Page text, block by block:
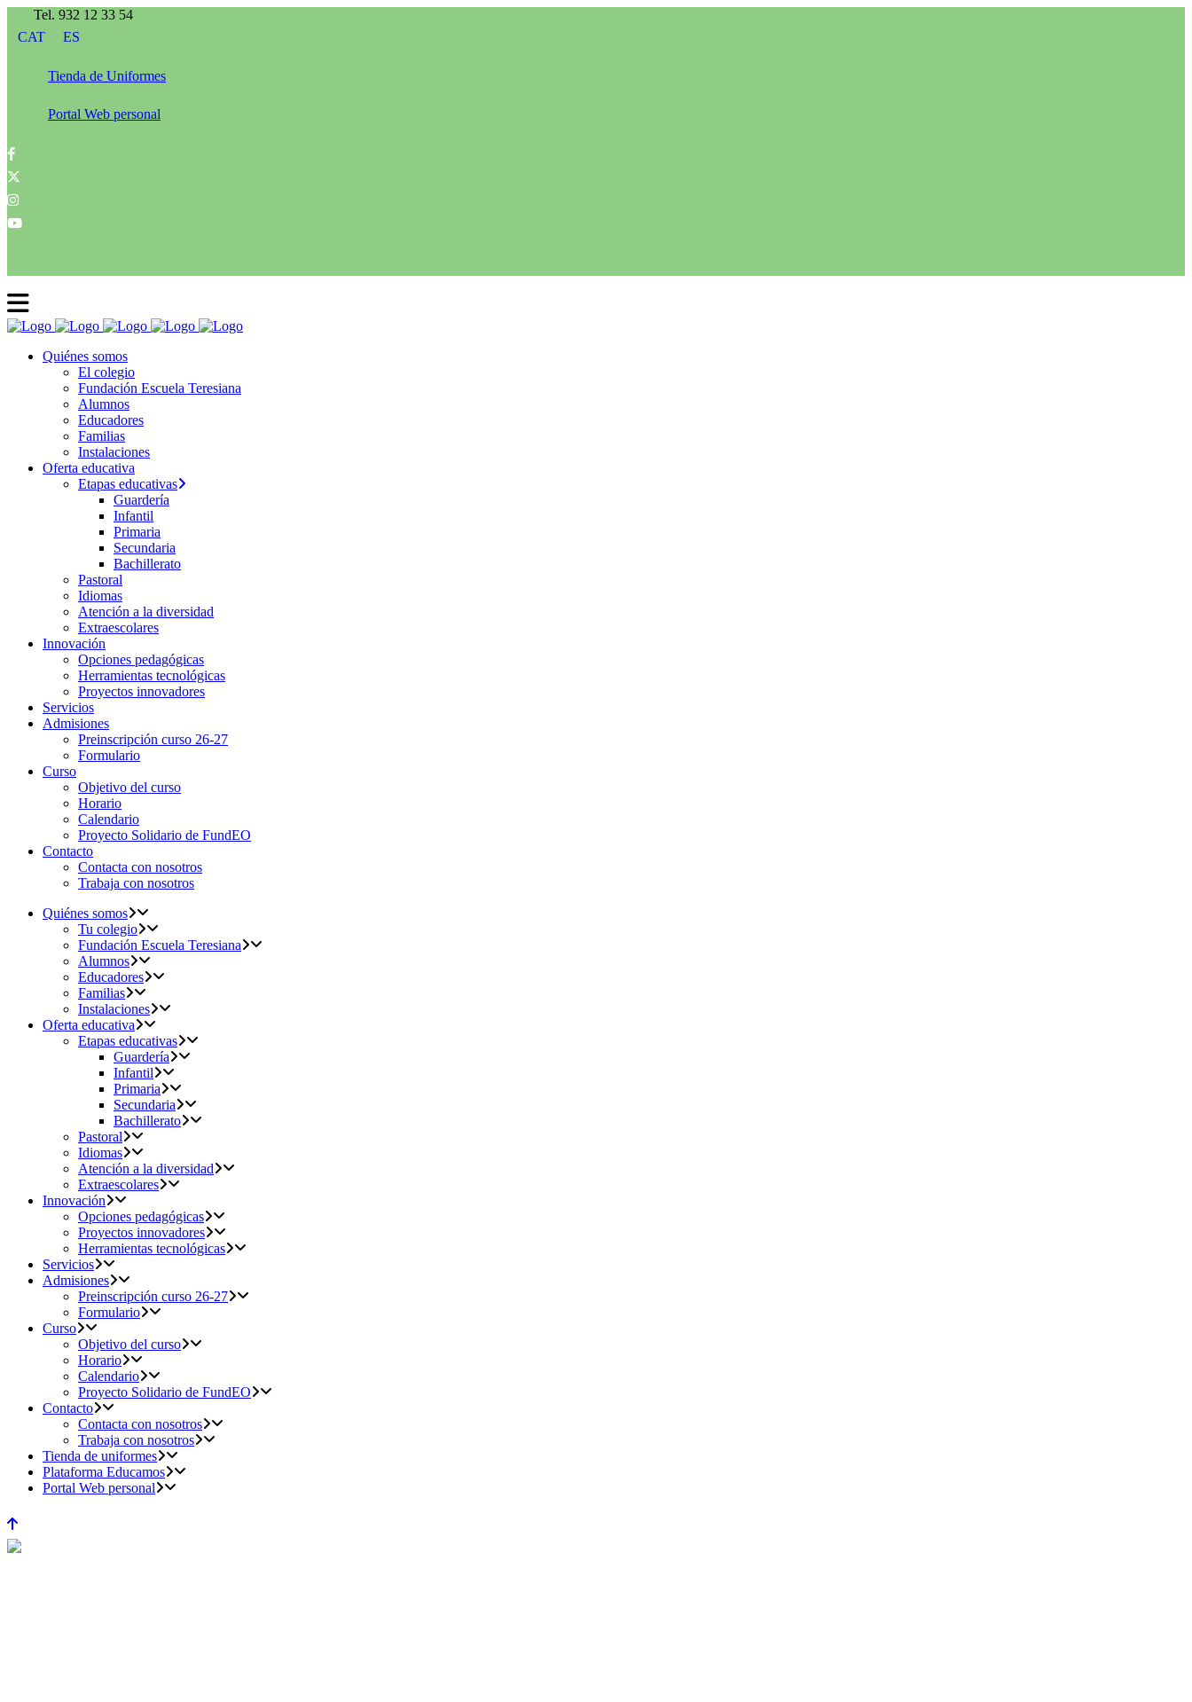
Tel. 932 12 33 54
CAT
ES
Tienda de Uniformes
Portal Web personal
Quiénes somos
El colegio
Fundación Escuela Teresiana
Alumnos
Educadores
Familias
Instalaciones
Oferta educativa
Etapas educativas
Guardería
Infantil
Primaria
Secundaria
Bachillerato
Pastoral
Idiomas
Atención a la diversidad
Extraescolares
Innovación
Opciones pedagógicas
Herramientas tecnológicas
Proyectos innovadores
Servicios
Admisiones
Preinscripción curso 26-27
Formulario
Curso
Objetivo del curso
Horario
Calendario
Proyecto Solidario de FundEO
Contacto
Contacta con nosotros
Trabaja con nosotros
Quiénes somos
Tu colegio
Fundación Escuela Teresiana
Alumnos
Educadores
Familias
Instalaciones
Oferta educativa
Etapas educativas
Guardería
Infantil
Primaria
Secundaria
Bachillerato
Pastoral
Idiomas
Atención a la diversidad
Extraescolares
Innovación
Opciones pedagógicas
Proyectos innovadores
Herramientas tecnológicas
Servicios
Admisiones
Preinscripción curso 26-27
Formulario
Curso
Objetivo del curso
Horario
Calendario
Proyecto Solidario de FundEO
Contacto
Contacta con nosotros
Trabaja con nosotros
Tienda de uniformes
Plataforma Educamos
Portal Web personal